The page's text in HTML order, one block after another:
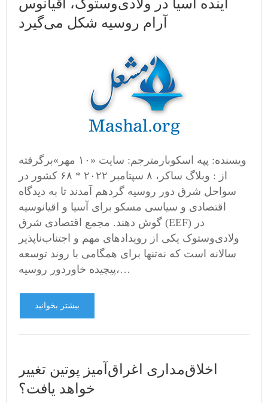
آینده آسیا در ولادی‌وستوک، اقیانوس
آرام روسیه شکل می‌گیرد
ویسنده: پپه اسکوبارمترجم: سایت «۱۰ مهر»برگرفته
از : وبلاگ ساکر، ۸ سپتامبر ۲۰۲۲ * ۶۸ کشور در
سواحل شرق دور روسیه گردهم آمدند تا به دیدگاه
اقتصادی و سیاسی مسکو برای آسیا و اقیانوسیه
گوش دهند. مجمع اقتصادی شرق (EEF) در
ولادی‌وستوک یکی از رویدادهای مهم و اجتناب‌ناپذیر
سالانه است که نه‌تنها برای همگامی ‌با روند توسعه
پیچیده خاوردور روسیه،…
بیشتر بخوانید
اخلاق‌مداری اغراق‌آمیز پوتین تغییر
خواهد یافت؟